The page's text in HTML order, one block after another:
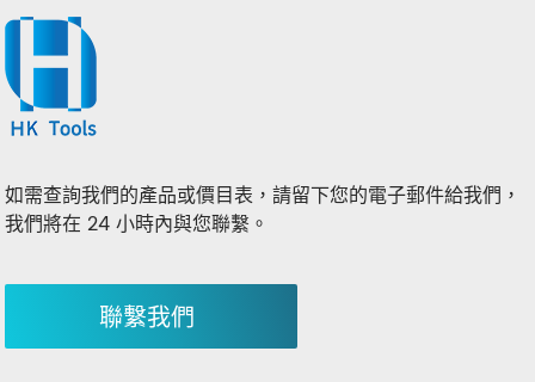
如需查詢我們的產品或價目表，請留下您的電子郵件給我們，
我們將在 24 小時內與您聯繫。
聯繫我們